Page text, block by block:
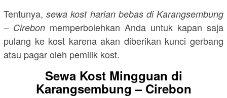
Tentunya,sewa kost harian bebas di Karangsembung
– Cirebon memperbolehkan Anda untuk kapan saja
pulang ke kost karena akan diberikan kunci gerbang
atau pagar oleh pemilik kost.
Sewa Kost Mingguan di
Karangsembung – Cirebon